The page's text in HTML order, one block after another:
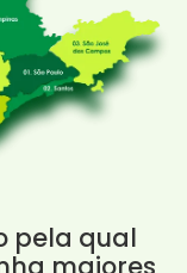
pela qual
maiores